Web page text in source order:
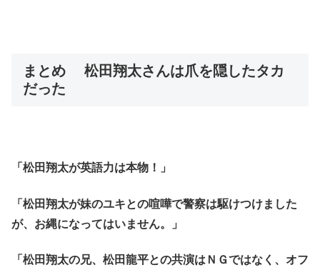
まとめ 松田翔太さんは爪を隠したタカ
だった
「松田翔太が英語力は本物！」
「松田翔太が妹のユキとの喧嘩で警察は駆けつけました
が、お縄になってはいません。」
「松田翔太の兄、松田龍平との共演はＮＧではなく、オフ